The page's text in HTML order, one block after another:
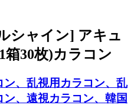
シャイン] アキュ
箱30枚)カラコン
、乱視用カラコン、乱
、遠視カラコン、韓国